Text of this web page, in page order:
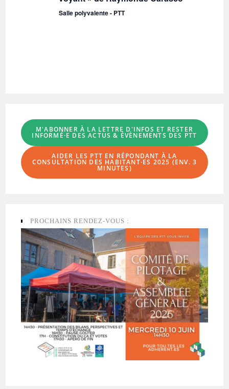
Salle polyvalente - PTT
M'ABONNER À LA LETTRE D'INFOS ET RESTER
INFORMÉ·E DES ACTUS & ÉVÈNEMENTS DES PTT
AIDER LES PTT EN RÉPONDANT À LA
CONSULTATION DES HABITANT·ES 2025 (ENV. 3
MINUTES)
PROCHAINS RENDEZ-VOUS :